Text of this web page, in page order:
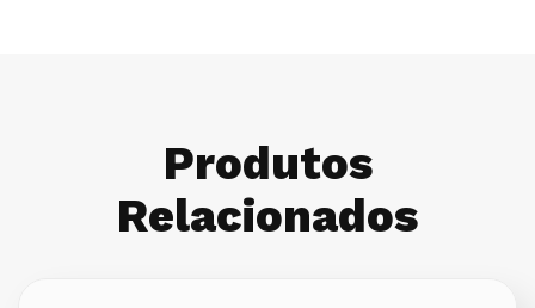
Produtos
Relacionados